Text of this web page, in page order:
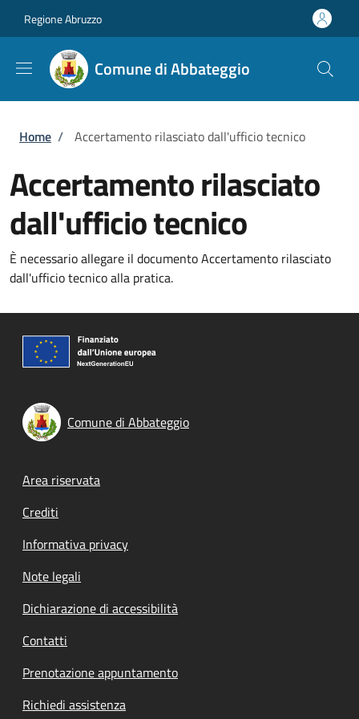
Regione Abruzzo
Comune di Abbateggio
Briciole di pane
Home / Accertamento rilasciato dall'ufficio tecnico
Accertamento rilasciato
dall'ufficio tecnico
È necessario allegare il documento Accertamento rilasciato
dall'ufficio tecnico alla pratica.
Comune di Abbateggio
Footer menu
Area riservata
Crediti
Informativa privacy
Note legali
Dichiarazione di accessibilità
Contatti
Prenotazione appuntamento
Richiedi assistenza